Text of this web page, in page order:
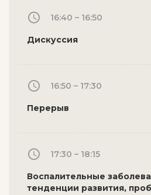
16:40 – 16:50
Дискуссия
16:50 – 17:30
Перерыв
17:30 – 18:15
Воспалительные
тенденции развития,